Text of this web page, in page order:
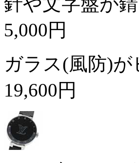
5,000円
ガラス(風防)
19,600円